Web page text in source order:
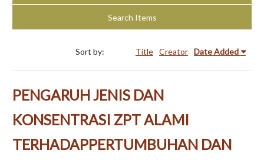
Search Items
Sort by: Title Creator Date Added
PENGARUH JENIS DAN
KONSENTRASI ZPT ALAMI
TERHADAPPERTUMBUHAN DAN